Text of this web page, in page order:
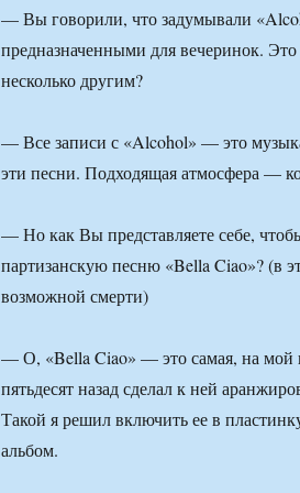
— Вы говорили, что задумывали
предназначенными для вечеринок.
несколько другим?
— Все записи с «Alcohol» — это
эти песни. Подходящая атмосфера —
— Но как Вы представляете себе,
партизанскую песню «Bella Ciao»? (в
возможной смерти)
— О, «Bella Ciao» — это самая, на мой
пятьдесят назад сделал к ней
Такой я решил включить ее в
альбом.